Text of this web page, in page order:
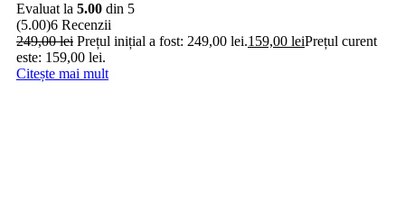
Evaluat la 5.00 din 5
(5.00)6 Recenzii
249,00lei Prețul inițial a fost: 249,00 lei.159,00 leiPrețul curent
este: 159,00 lei.
Citește mai mult